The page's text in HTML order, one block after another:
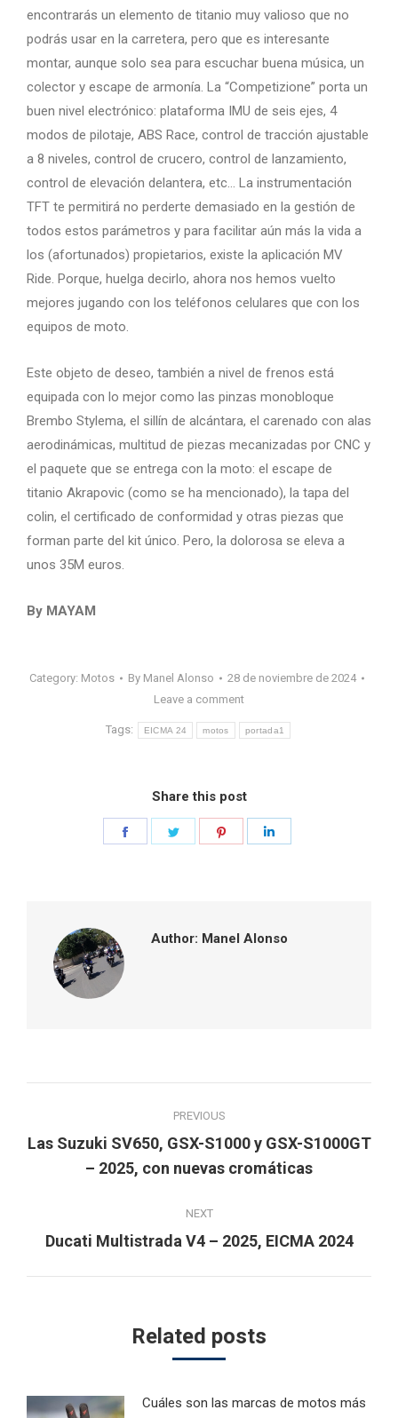
encontrarás un elemento de titanio muy valioso que no
podrás usar en la carretera, pero que es interesante
montar, aunque solo sea para escuchar buena música, un
colector y escape de armonía. La “Competizione” porta un
buen nivel electrónico: plataforma IMU de seis ejes, 4
modos de pilotaje, ABS Race, control de tracción ajustable
a 8 niveles, control de crucero, control de lanzamiento,
control de elevación delantera, etc… La instrumentación
TFT te permitirá no perderte demasiado en la gestión de
todos estos parámetros y para facilitar aún más la vida a
los (afortunados) propietarios, existe la aplicación MV
Ride. Porque, huelga decirlo, ahora nos hemos vuelto
mejores jugando con los teléfonos celulares que con los
equipos de moto.
Este objeto de deseo, también a nivel de frenos está
equipada con lo mejor como las pinzas monobloque
Brembo Stylema, el sillín de alcántara, el carenado con alas
aerodinámicas, multitud de piezas mecanizadas por CNC y
el paquete que se entrega con la moto: el escape de
titanio Akrapovic (como se ha mencionado), la tapa del
colin, el certificado de conformidad y otras piezas que
forman parte del kit único. Pero, la dolorosa se eleva a
unos 35M euros.
By MAYAM
Category: Motos By Manel Alonso
28 de noviembre de 2024
Leave a comment
Tags: EICMA 24 motos portada1
Share this post
Author: Manel Alonso
navigation
PREVIOUS
Previous
post:
Las Suzuki SV650, GSX-S1000 y GSX-S1000GT
– 2025, con nuevas cromáticas
NEXT
Next
Ducati Multistrada V4 – 2025, EICMA 2024
Related posts
Cuáles son las marcas de motos más